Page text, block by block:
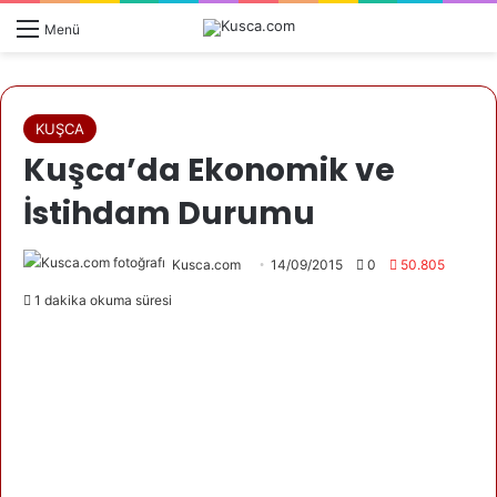
Menü
KUŞCA
Kuşca’da Ekonomik ve
İstihdam Durumu
Kusca.com 14/09/2015 0 50.805
1 dakika okuma süresi